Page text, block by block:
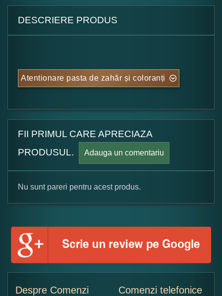
DESCRIERE PRODUS
Atentionare pasta de zahăr și coloranți
FII PRIMUL CARE APRECIAZA
PRODUSUL.
Adauga un comentariu
Formular pareri client
Numele dumneavoastra:
Nu sunt pareri pentru acest produs.
Despre Comenzi Comenzi telefonice